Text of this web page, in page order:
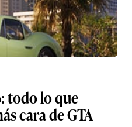
todo lo que
cara de GTA